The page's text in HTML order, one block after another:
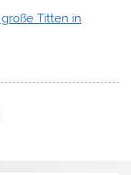
Titten in